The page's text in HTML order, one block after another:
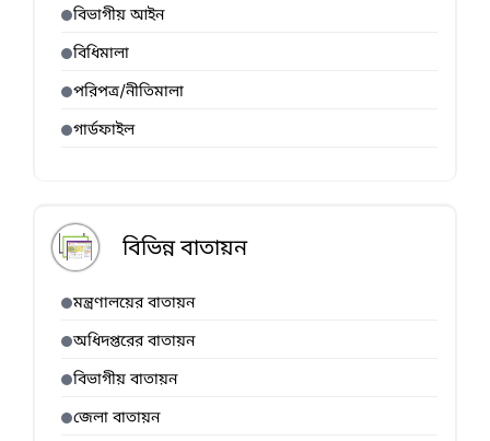
বিভাগীয় আইন
বিধিমালা
পরিপত্র/নীতিমালা
গার্ডফাইল
বিভিন্ন বাতায়ন
মন্ত্রণালয়ের বাতায়ন
অধিদপ্তরের বাতায়ন
বিভাগীয় বাতায়ন
জেলা বাতায়ন